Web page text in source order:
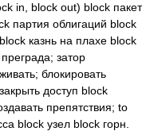
in, block out) block пакет
партия облигаций block
казнь на плахе block
затор
блокировать
доступ block
препятствия; to
block узел block горн.